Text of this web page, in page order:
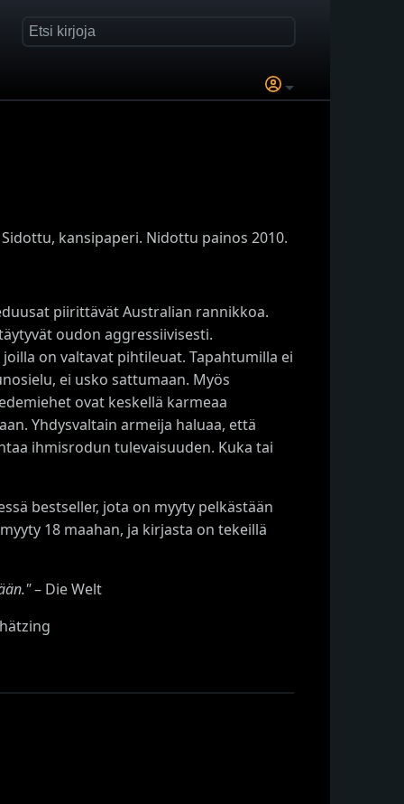
kansipaperi. Nidottu painos 2010.
piirittävät Australian rannikkoa.
oudon aggressiivisesti.
on valtavat pihtileuat. Tapahtumilla ei
ei usko sattumaan. Myös
ovat keskellä karmeaa
Yhdysvaltain armeija haluaa, että
ihmisrodun tulevaisuuden. Kuka tai
bestseller, jota on myyty pelkästään
18 maahan, ja kirjasta on tekeillä
– Die Welt